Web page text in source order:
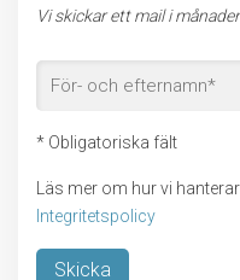
Vi skickar ett mail i
* Obligatoriska fält
Läs mer om hur vi
Integritetspolicy